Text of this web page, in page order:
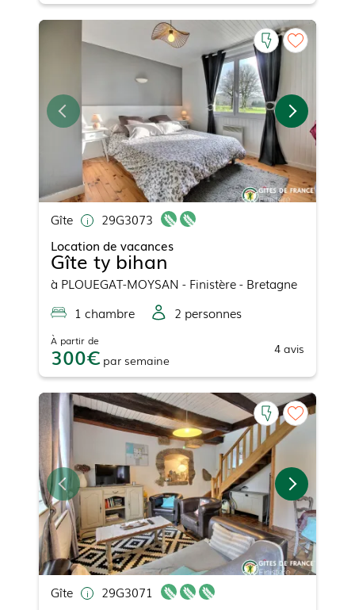
Gîte
29G3073
Location de vacances
Gîte ty bihan
à PLOUEGAT-MOYSAN - Finistère - Bretagne
1 chambre 2 personnes
À partir de
300 par semaine
4 avis
Gîte
29G3071